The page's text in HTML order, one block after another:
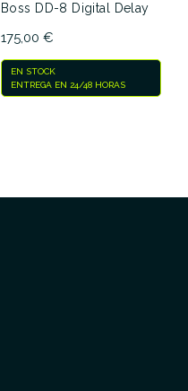
Boss DD-8 Digital Delay
175,00 €
EN STOCK
ENTREGA EN 24/48 HORAS